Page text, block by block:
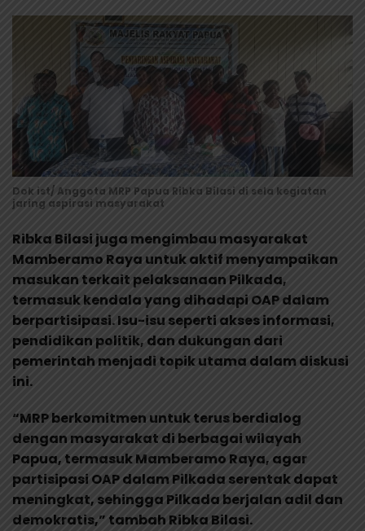
Dok ist/ Anggota MRP Papua Ribka Bilasi di sela kegiatan
jaring aspirasi masyarakat
Ribka Bilasi juga mengimbau masyarakat
Mamberamo Raya untuk aktif menyampaikan
masukan terkait pelaksanaan Pilkada,
termasuk kendala yang dihadapi OAP dalam
berpartisipasi. Isu-isu seperti akses informasi,
pendidikan politik, dan dukungan dari
pemerintah menjadi topik utama dalam diskusi
ini.
“MRP berkomitmen untuk terus berdialog
dengan masyarakat di berbagai wilayah
Papua, termasuk Mamberamo Raya, agar
partisipasi OAP dalam Pilkada serentak dapat
meningkat, sehingga Pilkada berjalan adil dan
demokratis,” tambah Ribka Bilasi.